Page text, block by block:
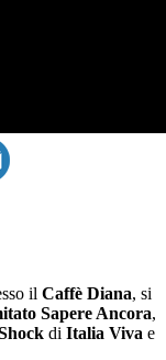
il Caffè Diana, si
Sapere Ancora,
di Italia Viva e